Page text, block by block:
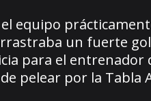
equipo
un fuerte
para el
pelear por la Tabla